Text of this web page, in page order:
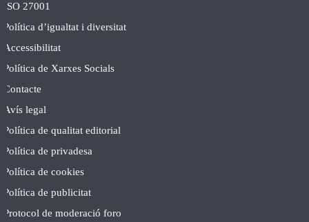
ISO 27001
Política d’igualtat i diversitat
Accessibilitat
Política de Xarxes Socials
Contacte
Avís legal
Política de qualitat editorial
Política de privadesa
Política de cookies
Política de publicitat
Protocol de moderació foro